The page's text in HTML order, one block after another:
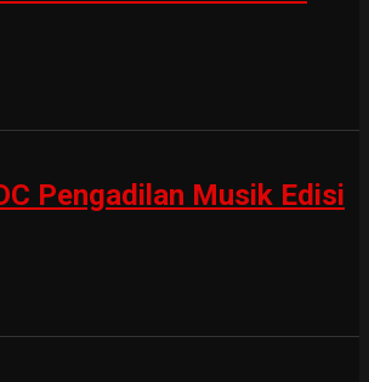
Pengadilan Musik Edisi